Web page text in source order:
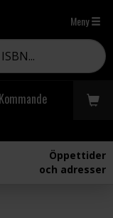
Meny
Öppettider
och adresser